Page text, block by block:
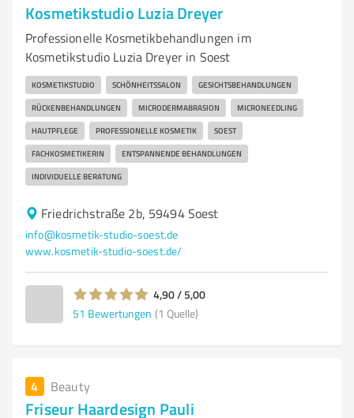
Kosmetikstudio Luzia Dreyer
Professionelle Kosmetikbehandlungen im
Kosmetikstudio Luzia Dreyer in Soest
KOSMETIKSTUDIO SCHÖNHEITSSALON GESICHTSBEHANDLUNGEN
RÜCKENBEHANDLUNGEN MICRODERMABRASION MICRONEEDLING
HAUTPFLEGE PROFESSIONELLE KOSMETIK SOEST
FACHKOSMETIKERIN ENTSPANNENDE BEHANDLUNGEN
INDIVIDUELLE BERATUNG
Friedrichstraße 2b, 59494 Soest
info@kosmetik-studio-soest.de
www.kosmetik-studio-soest.de/
4,90 / 5,00
51 Bewertungen (1 Quelle)
4 Beauty
Friseur Haardesign Pauli